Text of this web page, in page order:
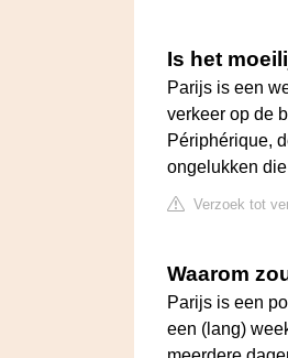
Is het
Parijs is een
verkeer op de
Périphérique,
ongelukken
Verzoek tot
Waarom
Parijs is een
een (lang)